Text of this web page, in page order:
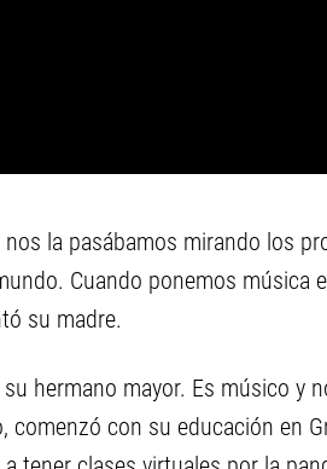
la pasábamos mirando los
Cuando ponemos música
su madre.
hermano mayor. Es músico y
comenzó con su educación en